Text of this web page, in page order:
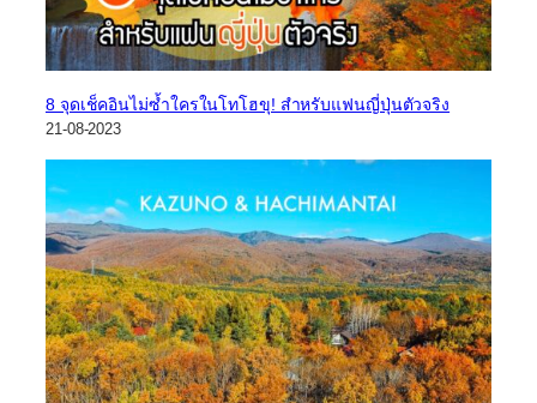
8 จุดเช็คอินไม่ซ้ำใครในโทโฮขุ! สำหรับแฟนญี่ปุ่นตัวจริง
21-08-2023